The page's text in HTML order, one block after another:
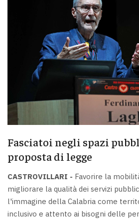
Fasciatoi negli spazi
proposta di legge
CASTROVILLARI - Favorire la
migliorare la qualità dei servizi
l'immagine della Calabria come
inclusivo e attento ai bisogni delle